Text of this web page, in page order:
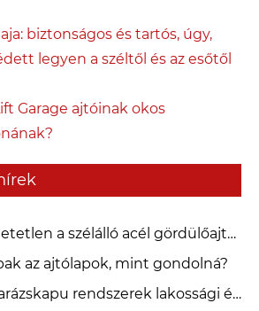
biztonságos és tartós, úgy,
legyen a széltől és az esőtől
Garage ajtóinak okos
a szélálló acél gördülőajtó
az ajtólapok, mint gondolná?
rendszerek lakossági és